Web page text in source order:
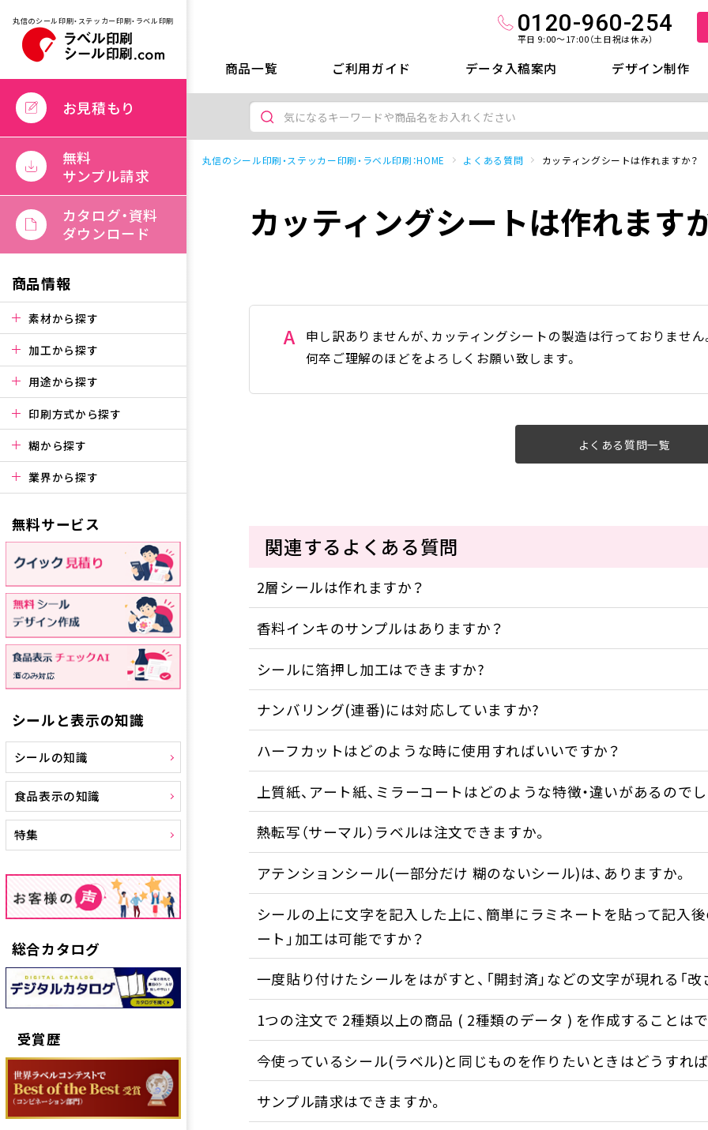
丸信のシール印刷・ステッカー印刷・ラベル印刷 0120-960-254
平日 9:00～17:00（土日祝は休み）
商品一覧 ご利用ガイド データ入稿案内 デザイン制作
お見積もり
無料
サンプル請求
カタログ・資料
ダウンロード
商品情報
素材から探す
加工から探す
用途から探す
印刷方式から探す
糊から探す
業界から探す
無料サービス
シールと表示の知識
シールの知識
食品表示の知識
特集
総合カタログ
受賞歴
丸信のシール印刷・ステッカー印刷・ラベル印刷：HOME よくある質問 カッティングシートは作れますか？
カッティングシートは作れます
A
申し訳ありませんが、カッティングシートの製造は行っておりません
何卒ご理解のほどをよろしくお願い致します。
よくある質問一覧
関連するよくある質問
2層シールは作れますか？
香料インキのサンプルはありますか？
シールに箔押し加工はできますか?
ナンバリング(連番)には対応していますか?
ハーフカットはどのような時に使用すればいいですか？
上質紙、アート紙、ミラーコートはどのような特徴・違いがあるので
熱転写（サーマル）ラベルは注文できますか。
アテンションシール(一部分だけ 糊のないシール)は、ありますか。
シールの上に文字を記入した上に、簡単にラミネートを貼って記入
ート」加工は可能ですか？
一度貼り付けたシールをはがすと、「開封済」などの文字が現れる「
1つの注文で 2種類以上の商品 ( 2種類のデータ ) を作成することは
今使っているシール(ラベル)と同じものを作りたいときはどうすれ
サンプル請求はできますか。